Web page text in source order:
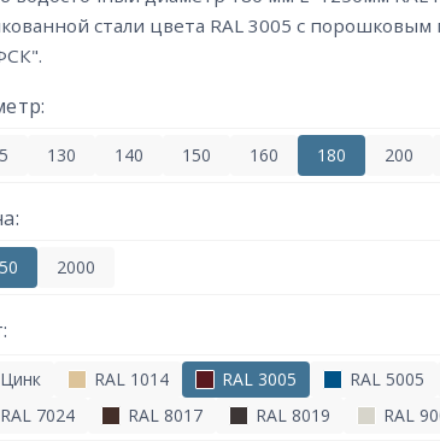
стали цвета RAL 3005 с
130 140 150 160 180 200
2000
Цинк RAL 1014 RAL 3005 RAL 5005
RAL 7024
RAL 8017 RAL 8019 RAL